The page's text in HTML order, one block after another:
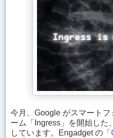
今月、Google がスマート
ーム「Ingress」を開始した
しています。Engadget の「